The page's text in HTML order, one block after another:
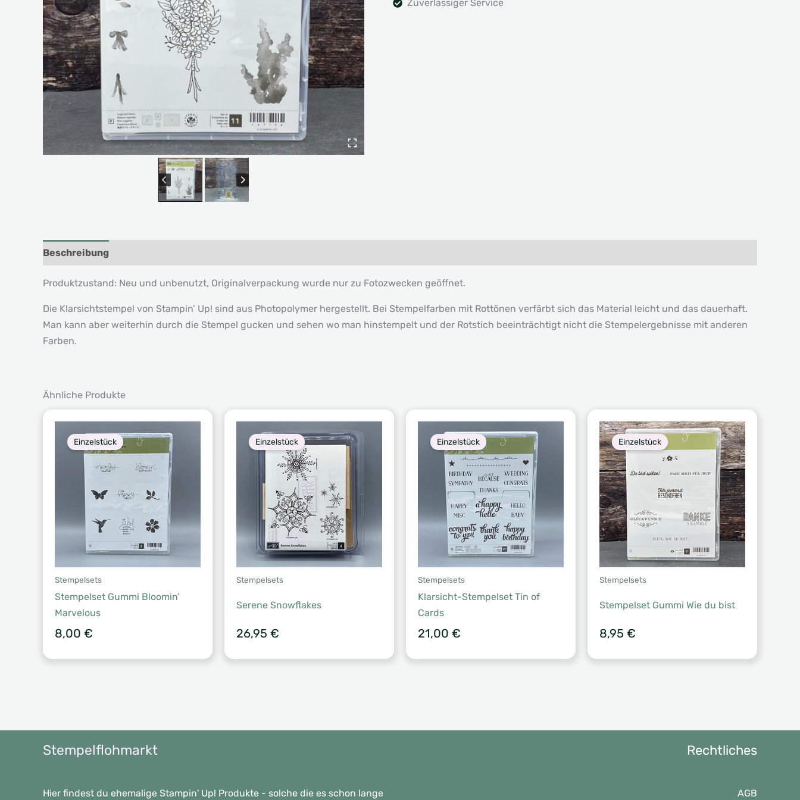
Zuverlässiger Service
Beschreibung
Produktzustand: Neu und unbenutzt, Originalverpackung wurde nur zu Fotozwecken geöffnet.
Die Klarsichtstempel von Stampin’ Up! sind aus Photopolymer hergestellt. Bei Stempelfarben mit Rottönen verfärbt sich das Material leicht und das dauerhaft.
Man kann aber weiterhin durch die Stempel gucken und sehen wo man hinstempelt und der Rotstich beeinträchtigt nicht die Stempelergebnisse mit anderen
Farben.
Ähnliche Produkte
Einzelstück
Stempelsets
Stempelset Gummi Bloomin’
Marvelous
8,00 €
Einzelstück
Stempelsets
Serene Snowflakes
26,95 €
Einzelstück
Stempelsets
Klarsicht-Stempelset Tin of
Cards
21,00 €
Einzelstück
Stempelsets
Stempelset Gummi Wie du bist
8,95 €
Stempelflohmarkt
Hier findest du ehemalige Stampin' Up! Produkte - solche die es schon lange
Rechtliches
AGB